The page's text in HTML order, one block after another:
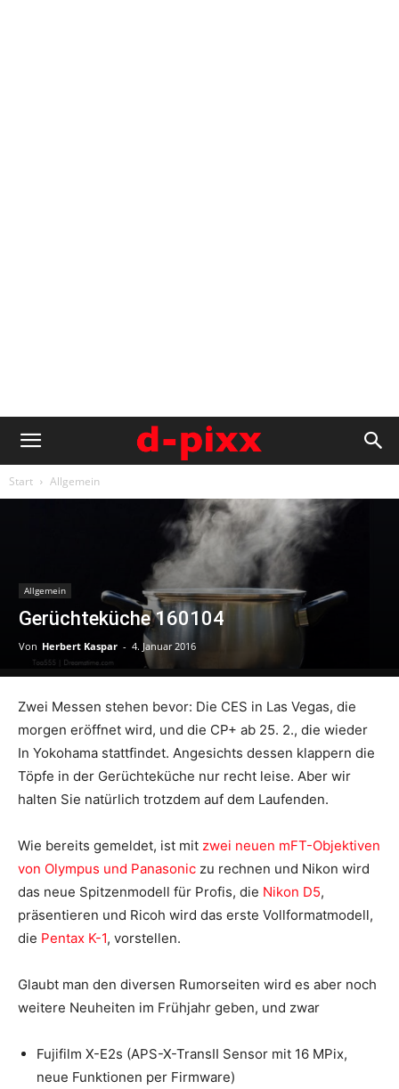
Start Allgemein
Allgemein
Gerüchteküche 160104
Von Herbert Kaspar - 4. Januar 2016
Zwei Messen stehen bevor: Die CES in Las Vegas, die
morgen eröffnet wird, und die CP+ ab 25. 2., die wieder
In Yokohama stattfindet. Angesichts dessen klappern die
Töpfe in der Gerüchteküche nur recht leise. Aber wir
halten Sie natürlich trotzdem auf dem Laufenden.
Wie bereits gemeldet, ist mit zwei neuen mFT-Objektiven
von Olympus und Panasonic zu rechnen und Nikon wird
das neue Spitzenmodell für Profis, die Nikon D5,
präsentieren und Ricoh wird das erste Vollformatmodell,
die Pentax K-1, vorstellen.
Glaubt man den diversen Rumorseiten wird es aber noch
weitere Neuheiten im Frühjahr geben, und zwar
Fujifilm X-E2s (APS-X-TransII Sensor mit 16 MPix,
neue Funktionen per Firmware)